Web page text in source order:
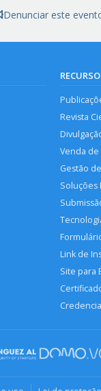
Denunciar este
Revista
Venda de
Gestão
Soluções
Link de
Site para